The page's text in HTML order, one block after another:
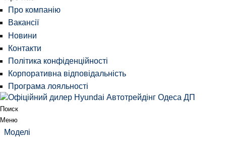
Про компанію
Вакансії
Новини
Контакти
Політика конфіденційності
Корпоративна відповідальність
Програма лояльності
Поиск
Меню
Моделі